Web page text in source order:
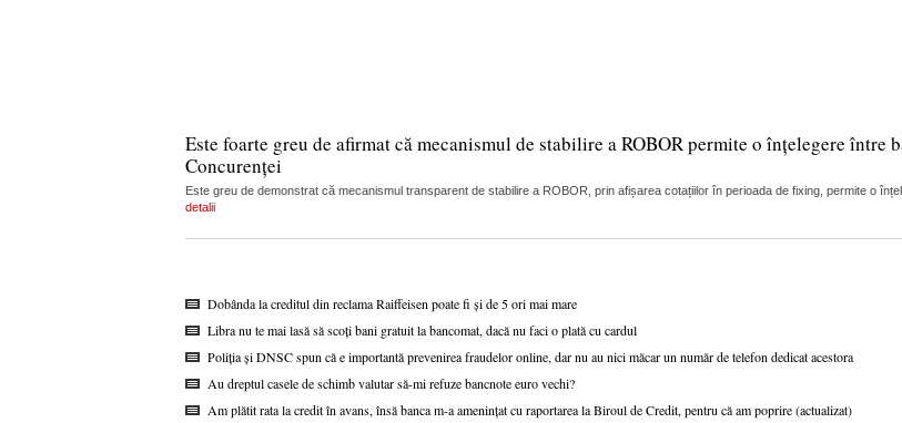
Este foarte greu de afirmat că mecanismul de stabilire a ROBOR permite o înțelegere
Concurenței
Este greu de demonstrat că mecanismul transparent de stabilire a ROBOR, prin afișarea cotațiilor în perioada de fixing, permite o
detalii
Dobânda la creditul din reclama Raiffeisen poate fi și de 5 ori mai mare
Libra nu te mai lasă să scoți bani gratuit la bancomat, dacă nu faci o plată cu cardul
Poliția și DNSC spun că e importantă prevenirea fraudelor online, dar nu au nici măcar un număr de telefon dedicat acestora
Au dreptul casele de schimb valutar să-mi refuze bancnote euro vechi?
Am plătit rata la credit în avans, însă banca m-a amenințat cu raportarea la Biroul de Credit, pentru că am poprire (actualizat)